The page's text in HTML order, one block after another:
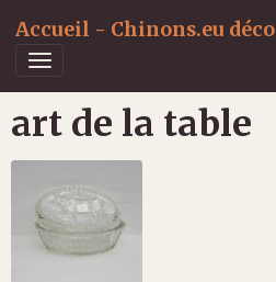
Accueil - Chinons.eu
art de la table